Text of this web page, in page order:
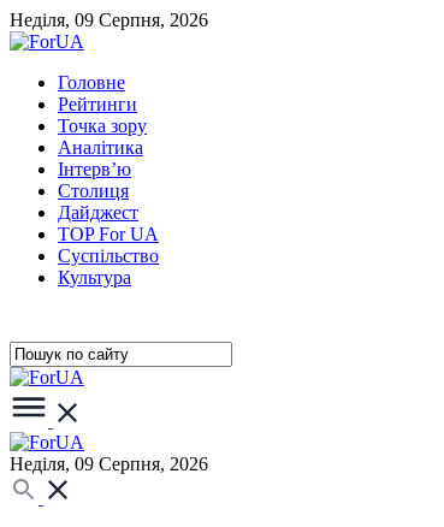
Неділя, 09 Серпня, 2026
Головне
Рейтинги
Точка зору
Аналітика
Інтерв’ю
Столиця
Дайджест
TOP For UA
Суспiльство
Культура
Неділя, 09 Серпня, 2026